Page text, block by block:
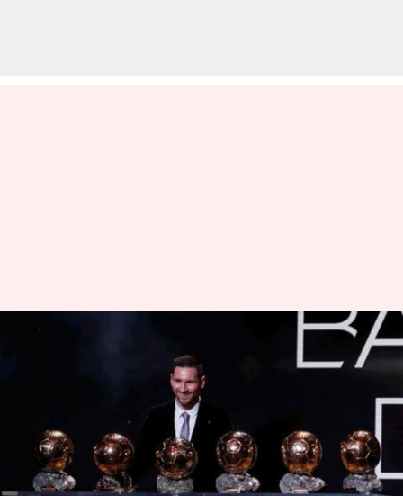
पछाड़कर लियोनल मेसी ने जीता
रिकॉर्ड छठा 'बैलन डे ऑर'
Dec 03, 2019
क्या है खबर?